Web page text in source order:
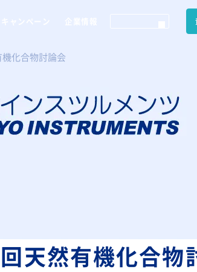
化合物討論会
天然有機化合物